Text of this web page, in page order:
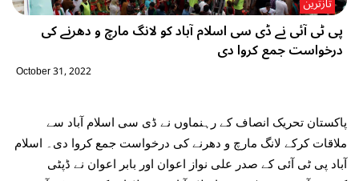
پی ٹی آئی نے ڈی سی اسلام آباد کو لانگ مارچ و دھرنے کی
درخواست جمع کروا دی
October 31, 2022
پاکستان تحریک انصاف کے رہنماوں نے ڈی سی اسلام آباد سے
ملاقات کرکے لانگ مارچ و دھرنے کی درخواست جمع کروا دی۔ اسلام
آباد پی ٹی آئی کے صدر علی نواز اعوان اور بابر اعوان نے ڈپٹی